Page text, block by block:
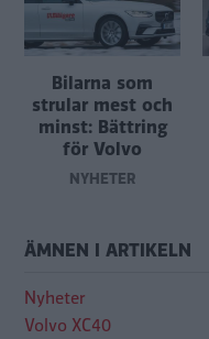
Bilarna som
strular mest och
minst: Bättring
för Volvo
NYHETER
ÄMNEN I ARTIKELN
Nyheter
Volvo XC40